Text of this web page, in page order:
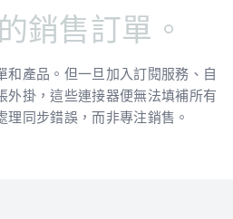
銷售訂單。
和產品。但一旦加入訂閱服務、自
外掛，這些連接器便無法填補所有
同步錯誤，而非專注銷售。